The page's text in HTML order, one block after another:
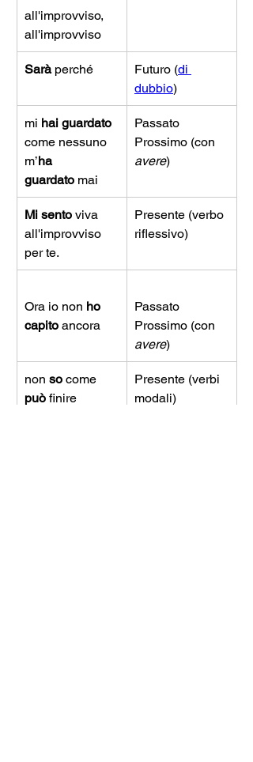
all'improvviso,
all'improvviso
Sarà perché Futuro (di
dubbio)
mi hai guardato
come nessuno
m’ha
guardato mai
Passato
Prossimo (con
avere)
Mi sento viva
all'improvviso
per te.
Presente (verbo
riflessivo)
Ora io non ho
capito ancora
Passato
Prossimo (con
avere)
non so come
può finire
Presente (verbi
modali)